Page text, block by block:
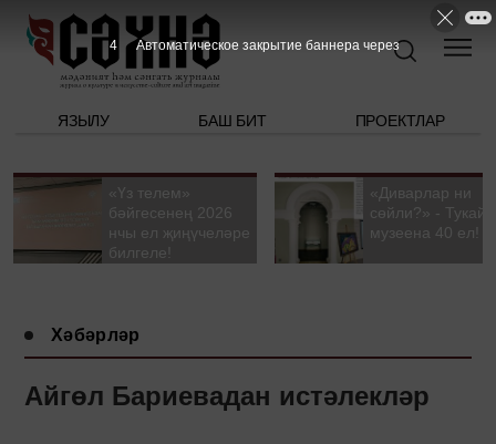
ЯЗЫЛУ БАШ БИТ ПРОЕКТЛАР
«Үз телем»
бәйгесенең 2026
нчы ел җиңүчеләре
билгеле!
«Диварлар ни
сөйли?» - Тукай
музеена 40 ел!
Хәбәрләр
Айгөл Бариевадан истәлекләр
3 Автоматическое закрытие баннера через